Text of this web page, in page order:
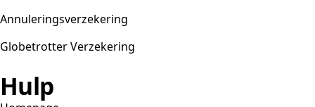
Annuleringsverzekering
Globetrotter Verzekering
Hulp